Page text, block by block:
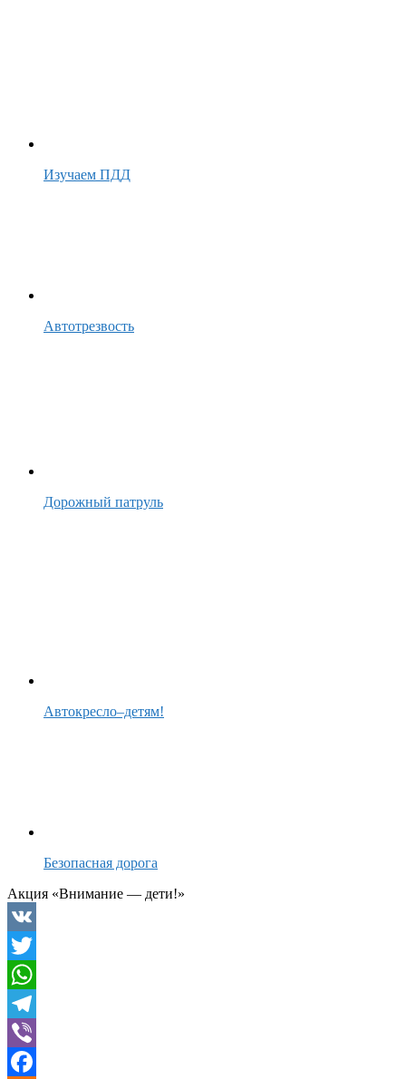
Изучаем ПДД
Автотрезвость
Дорожный патруль
Автокресло–детям!
Безопасная дорога
Акция «Внимание — дети!»
VK
Twitter
WhatsApp
Telegram
Viber